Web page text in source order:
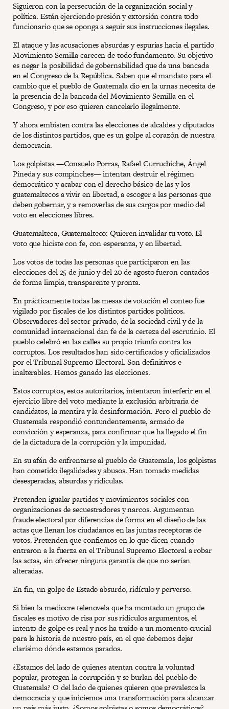
Siguieron con la persecución de la organización social y
política. Están ejerciendo presión y extorsión contra todo
funcionario que se oponga a seguir sus instrucciones ilegales.
El ataque y las acusaciones absurdas y espurias hacia el partido
Movimiento Semilla carecen de todo fundamento. Su objetivo
es negar la posibilidad de gobernabilidad que da una bancada
en el Congreso de la República. Saben que el mandato para el
cambio que el pueblo de Guatemala dio en la urnas necesita de
la presencia de la bancada del Movimiento Semilla en el
Congreso, y por eso quieren cancelarlo ilegalmente.
Y ahora embisten contra las elecciones de alcaldes y diputados
de los distintos partidos, que es un golpe al corazón de nuestra
democracia.
Los golpistas —Consuelo Porras, Rafael Curruchiche, Ángel
Pineda y sus compinches— intentan destruir el régimen
democrático y acabar con el derecho básico de las y los
guatemaltecos a vivir en libertad, a escoger a las personas que
deben gobernar, y a removerlas de sus cargos por medio del
voto en elecciones libres.
Guatemalteca, Guatemalteco: Quieren invalidar tu voto. El
voto que hiciste con fe, con esperanza, y en libertad.
Los votos de todas las personas que participaron en las
elecciones del 25 de junio y del 20 de agosto fueron contados
de forma limpia, transparente y pronta.
En prácticamente todas las mesas de votación el conteo fue
vigilado por fiscales de los distintos partidos políticos.
Observadores del sector privado, de la sociedad civil y de la
comunidad internacional dan fe de la certeza del escrutinio. El
pueblo celebró en las calles su propio triunfo contra los
corruptos. Los resultados han sido certificados y oficializados
por el Tribunal Supremo Electoral. Son definitivos e
inalterables. Hemos ganado las elecciones.
Estos corruptos, estos autoritarios, intentaron interferir en el
ejercicio libre del voto mediante la exclusión arbitraria de
candidatos, la mentira y la desinformación. Pero el pueblo de
Guatemala respondió contundentemente, armado de
convicción y esperanza, para confirmar que ha llegado el fin
de la dictadura de la corrupción y la impunidad.
En su afán de enfrentarse al pueblo de Guatemala, los golpistas
han cometido ilegalidades y abusos. Han tomado medidas
desesperadas, absurdas y ridículas.
Pretenden igualar partidos y movimientos sociales con
organizaciones de secuestradores y narcos. Argumentan
fraude electoral por diferencias de forma en el diseño de las
actas que llenan los ciudadanos en las juntas receptoras de
votos. Pretenden que confiemos en lo que dicen cuando
entraron a la fuerza en el Tribunal Supremo Electoral a robar
las actas, sin ofrecer ninguna garantía de que no serían
alteradas.
En fin, un golpe de Estado absurdo, ridículo y perverso.
Si bien la mediocre telenovela que ha montado un grupo de
fiscales es motivo de risa por sus ridículos argumentos, el
intento de golpe es real y nos ha traído a un momento crucial
para la historia de nuestro país, en el que debemos dejar
clarísimo dónde estamos parados.
¿Estamos del lado de quienes atentan contra la voluntad
popular, protegen la corrupción y se burlan del pueblo de
Guatemala? O del lado de quienes quieren que prevalezca la
democracia y que iniciemos una transformación para alcanzar